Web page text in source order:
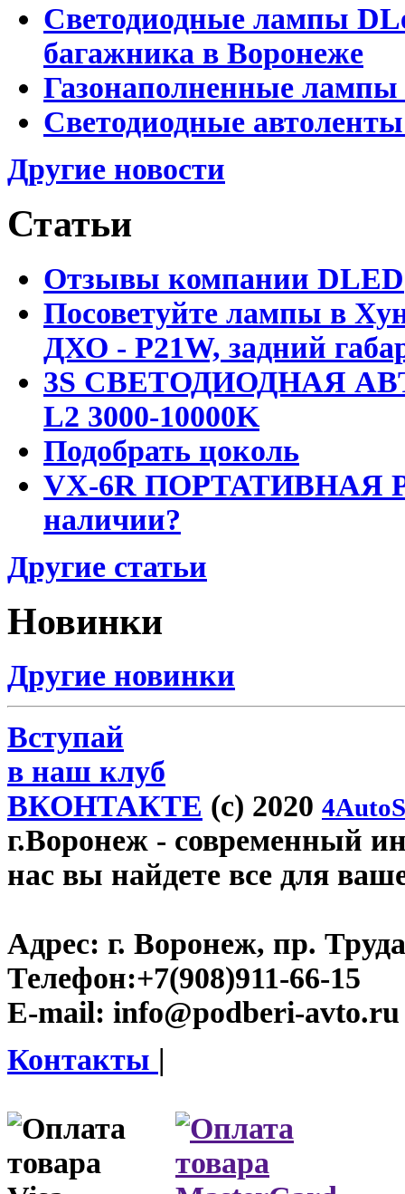
Светодиодные лампы
багажника в Воронеже
Газонаполненные
Светодиодные
Другие новости
Статьи
Отзывы компании DLED
Посоветуйте лампы в
ДХО - P21W, задний
3S СВЕТОДИОДНАЯ
L2 3000-10000K
Подобрать цоколь
VX-6R ПОРТАТИВНАЯ
наличии?
Другие статьи
Новинки
Другие новинки
Вступай
в наш клуб
ВКОНТАКТЕ (c) 2020
г.Воронеж - современный
нас вы найдете все для
Адрес: г. Воронеж, пр.
Телефон:+7(908)911-66-15
E-mail: info@podberi-avto.ru
Контакты |